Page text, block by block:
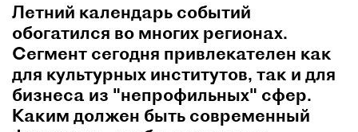
Летний календарь событий
обогатился во многих регионах.
Сегмент сегодня привлекателен как
для культурных институтов, так и для
бизнеса из "непрофильных" сфер.
Каким должен быть современный